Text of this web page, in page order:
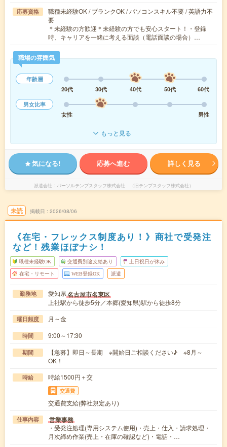
応募資格
職種未経験OK / ブランクOK / パソコンスキル不要 / 英語力不
要
＊未経験の方歓迎＊未経験の方でも安心スタート！・登録
時、キャリアを一緒に考える面談（電話面談の場合）…
職場の雰囲気
年齢層
20代
30代 40代 50代
60代
男女比率
女性
男性
もっと見る
気になる! 応募へ進む 詳しく見る
派遣会社 パーソルテンプスタッフ株式会社 （旧テンプスタッフ株式会社）
未読 掲載日 2026/08/06
《在宅・フレックス制度あり！》商社で受発注
など！残業ほぼナシ！
職種未経験OK 交通費別途支給あり 土日祝日が休み
在宅・リモート WEB登録OK 派遣
勤務地 愛知県名古屋市名東区
上社駅から徒歩5分／本郷(愛知県)駅から徒歩8分
曜日頻度 月～金
時間 9:00～17:30
期間
【急募】即日～長期 ※開始日ご相談ください♪ ※8月～
OK！
時給 時給1500円＋交
交通費
交通費支給(弊社規定あり)
仕事内容 営業事務
・受発注処理(専用システム使用)・売上・仕入・請求処理・
月次締め作業(売上・在庫の確認など)・電話・…